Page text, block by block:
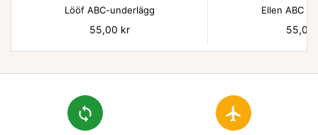
Lööf ABC-underlägg
Pris
55,00 kr
Ellen ABC
Pris
55,00
loop flight